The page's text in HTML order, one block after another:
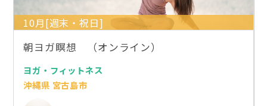
10月[週末・祝日]
朝ヨガ瞑想 （オンライン）
ヨガ・フィットネス
沖縄県 宮古島市